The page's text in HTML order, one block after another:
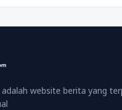
website berita yang